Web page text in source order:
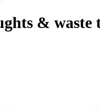
& waste